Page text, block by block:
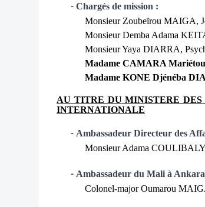
- Chargés de mission :
Monsieur Zoubeïrou MAIGA,
Monsieur Demba Adama
Monsieur Yaya DIARRA,
Madame CAMARA
Madame KONE Djénéba
AU TITRE DU MINISTERE DES
INTERNATIONALE
- Ambassadeur Directeur des
Monsieur Adama
- Ambassadeur du Mali à
Colonel-major Oumarou